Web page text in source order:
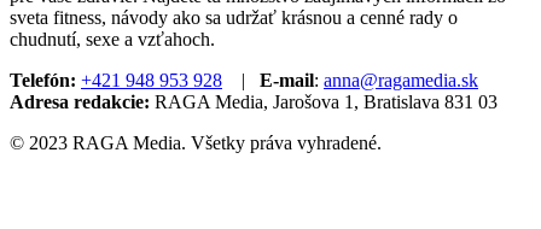
sveta fitness, návody ako sa udržať krásnou a cenné rady o
chudnutí, sexe a vzťahoch.
Telefón: +421 948 953 928 | E-mail: anna@ragamedia.sk
Adresa redakcie: RAGA Media, Jarošova 1, Bratislava 831 03
© 2023 RAGA Media. Všetky práva vyhradené.